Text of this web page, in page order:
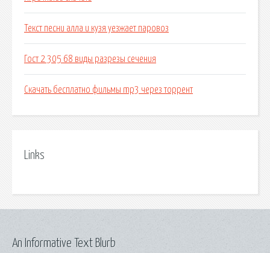
Текст песни алла и кузя уезжает паровоз
Гост 2 305 68 виды разрезы сечения
Скачать бесплатно фильмы mp3 через торрент
Links
An Informative Text Blurb